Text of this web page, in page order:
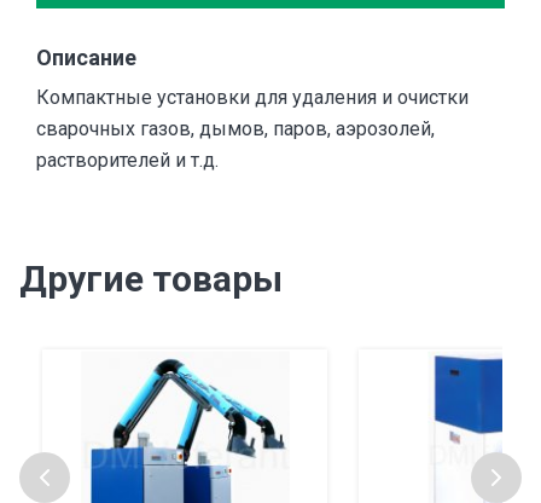
Описание
Компактные установки для удаления и очистки
сварочных газов, дымов, паров, аэрозолей,
растворителей и т.д.
Другие товары